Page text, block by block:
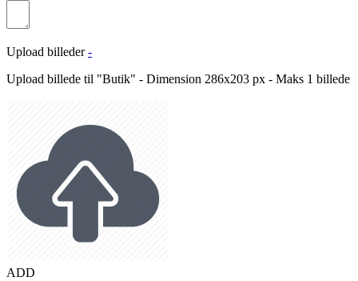
Upload billeder -
Upload billede til "Butik" - Dimension 286x203 px - Maks 1 billede
ADD